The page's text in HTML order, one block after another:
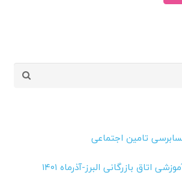
تامین اجتماعی
اتاق بازرگانی البرز-آذرماه ۱۴۰۱